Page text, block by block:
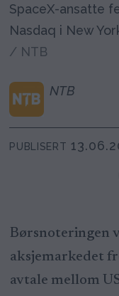
SpaceX-ansatte
Nasdaq i New
/ NTB
NTB
PUBLISERT
Børsnoteringen
aksjemarkedet
avtale mellom